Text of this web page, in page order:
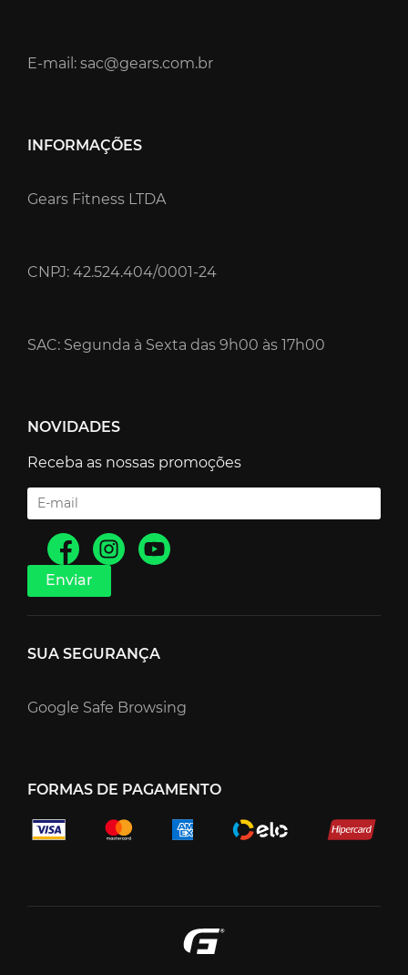
E-mail: sac@gears.com.br
INFORMAÇÕES
Gears Fitness LTDA
CNPJ: 42.524.404/0001-24
SAC: Segunda à Sexta das 9h00 às 17h00
NOVIDADES
Receba as nossas promoções
SUA SEGURANÇA
Google Safe Browsing
FORMAS DE PAGAMENTO